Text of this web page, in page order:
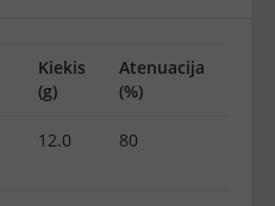
Kiekis
(g)
Atenuacija
(%)
12.0 80